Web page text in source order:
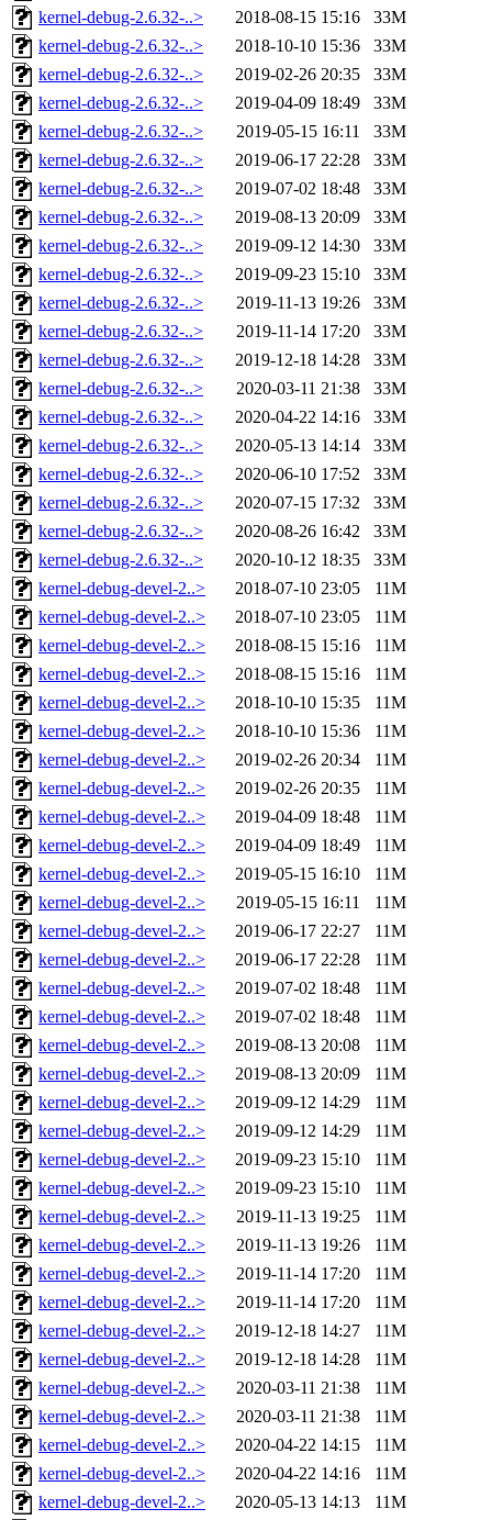
kernel-debug-2.6.32-..>
2018-08-15 15:16
33M
kernel-debug-2.6.32-..>
2018-10-10 15:36
33M
kernel-debug-2.6.32-..>
2019-02-26 20:35
33M
kernel-debug-2.6.32-..>
2019-04-09 18:49
33M
kernel-debug-2.6.32-..>
2019-05-15 16:11
33M
kernel-debug-2.6.32-..>
2019-06-17 22:28
33M
kernel-debug-2.6.32-..>
2019-07-02 18:48
33M
kernel-debug-2.6.32-..>
2019-08-13 20:09
33M
kernel-debug-2.6.32-..>
2019-09-12 14:30
33M
kernel-debug-2.6.32-..>
2019-09-23 15:10
33M
kernel-debug-2.6.32-..>
2019-11-13 19:26
33M
kernel-debug-2.6.32-..>
2019-11-14 17:20
33M
kernel-debug-2.6.32-..>
2019-12-18 14:28
33M
kernel-debug-2.6.32-..>
2020-03-11 21:38
33M
kernel-debug-2.6.32-..>
2020-04-22 14:16
33M
kernel-debug-2.6.32-..>
2020-05-13 14:14
33M
kernel-debug-2.6.32-..>
2020-06-10 17:52
33M
kernel-debug-2.6.32-..>
2020-07-15 17:32
33M
kernel-debug-2.6.32-..>
2020-08-26 16:42
33M
kernel-debug-2.6.32-..>
2020-10-12 18:35
33M
kernel-debug-devel-2..>
2018-07-10 23:05
11M
kernel-debug-devel-2..>
2018-07-10 23:05
11M
kernel-debug-devel-2..>
2018-08-15 15:16
11M
kernel-debug-devel-2..>
2018-08-15 15:16
11M
kernel-debug-devel-2..>
2018-10-10 15:35
11M
kernel-debug-devel-2..>
2018-10-10 15:36
11M
kernel-debug-devel-2..>
2019-02-26 20:34
11M
kernel-debug-devel-2..>
2019-02-26 20:35
11M
kernel-debug-devel-2..>
2019-04-09 18:48
11M
kernel-debug-devel-2..>
2019-04-09 18:49
11M
kernel-debug-devel-2..>
2019-05-15 16:10
11M
kernel-debug-devel-2..>
2019-05-15 16:11
11M
kernel-debug-devel-2..>
2019-06-17 22:27
11M
kernel-debug-devel-2..>
2019-06-17 22:28
11M
kernel-debug-devel-2..>
2019-07-02 18:48
11M
kernel-debug-devel-2..>
2019-07-02 18:48
11M
kernel-debug-devel-2..>
2019-08-13 20:08
11M
kernel-debug-devel-2..>
2019-08-13 20:09
11M
kernel-debug-devel-2..>
2019-09-12 14:29
11M
kernel-debug-devel-2..>
2019-09-12 14:29
11M
kernel-debug-devel-2..>
2019-09-23 15:10
11M
kernel-debug-devel-2..>
2019-09-23 15:10
11M
kernel-debug-devel-2..>
2019-11-13 19:25
11M
kernel-debug-devel-2..>
2019-11-13 19:26
11M
kernel-debug-devel-2..>
2019-11-14 17:20
11M
kernel-debug-devel-2..>
2019-11-14 17:20
11M
kernel-debug-devel-2..>
2019-12-18 14:27
11M
kernel-debug-devel-2..>
2019-12-18 14:28
11M
kernel-debug-devel-2..>
2020-03-11 21:38
11M
kernel-debug-devel-2..>
2020-03-11 21:38
11M
kernel-debug-devel-2..>
2020-04-22 14:15
11M
kernel-debug-devel-2..>
2020-04-22 14:16
11M
kernel-debug-devel-2..>
2020-05-13 14:13 11M